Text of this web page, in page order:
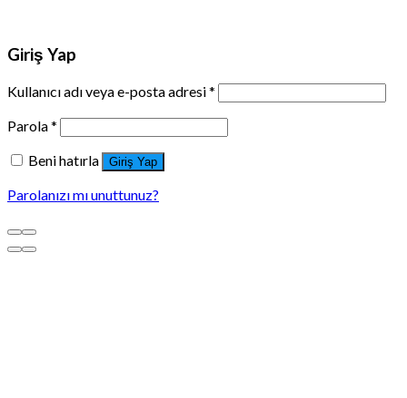
Giriş Yap
Kullanıcı adı veya e-posta adresi*
Parola*
Beni hatırla
Giriş Yap
Parolanızı mı unuttunuz?